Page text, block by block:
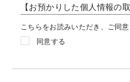
【お預かりした個人情報の
こちらをお読みいただき、ご同
同意する